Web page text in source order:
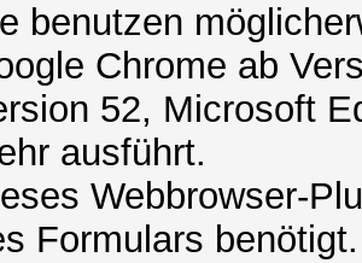
benutzen
Chrome ab
52, Microsoft
ausführt.
Webbrowser-
Formulars benötigt.